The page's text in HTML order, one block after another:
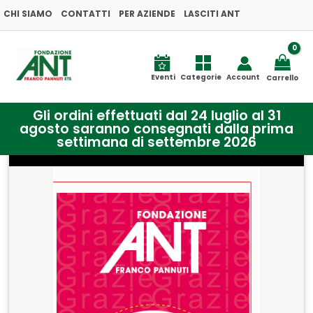
Vai
al
contenuto
CHI SIAMO CONTATTI PER AZIENDE LASCITI ANT
Eventi Categorie Account Carrello
Gli ordini effettuati dal 24 luglio al 31
agosto saranno consegnati dalla prima
settimana di settembre 2026
DONA
specialistica